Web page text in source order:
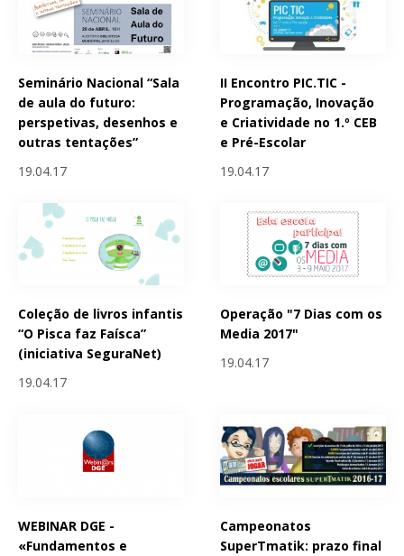
Seminário Nacional “Sala
de aula do futuro:
perspetivas, desenhos e
outras tentações”
19.04.17
II Encontro PIC.TIC -
Programação, Inovação
e Criatividade no 1.º CEB
e Pré-Escolar
19.04.17
Coleção de livros infantis
“O Pisca faz Faísca”
(iniciativa SeguraNet)
19.04.17
Operação "7 Dias com os
Media 2017"
19.04.17
WEBINAR DGE -
«Fundamentos e
Campeonatos
SuperTmatik: prazo final